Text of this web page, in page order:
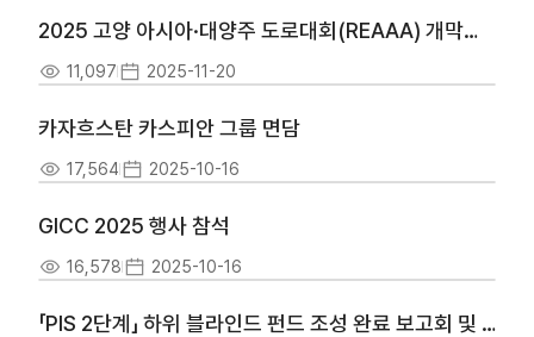
2025 고양 아시아·대양주 도로대회(REAAA) 개막식 참석
11,097 2025-11-20
카자흐스탄 카스피안 그룹 면담
17,564 2025-10-16
GICC 2025 행사 참석
16,578 2025-10-16
「PIS 2단계」 하위 블라인드 펀드 조성 완료 보고회 및 기업설명회